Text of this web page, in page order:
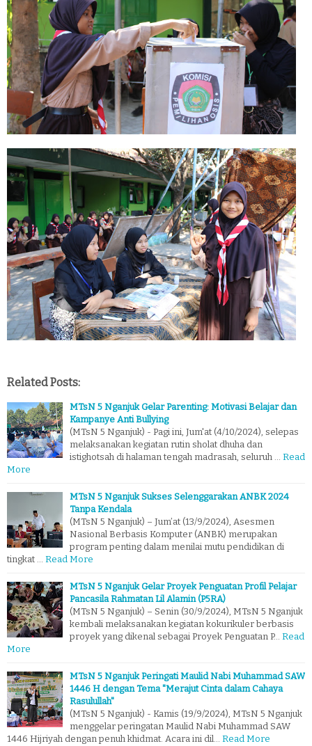
Related Posts:
MTsN 5 Nganjuk Gelar Parenting: Motivasi Belajar dan
Kampanye Anti Bullying
(MTsN 5 Nganjuk) - Pagi ini, Jum'at (4/10/2024), selepas
melaksanakan kegiatan rutin sholat dhuha dan
istighotsah di halaman tengah madrasah, seluruh … Read
More
MTsN 5 Nganjuk Sukses Selenggarakan ANBK 2024
Tanpa Kendala
(MTsN 5 Nganjuk) – Jum’at (13/9/2024), Asesmen
Nasional Berbasis Komputer (ANBK) merupakan
program penting dalam menilai mutu pendidikan di
tingkat … Read More
MTsN 5 Nganjuk Gelar Proyek Penguatan Profil Pelajar
Pancasila Rahmatan Lil Alamin (P5RA)
(MTsN 5 Nganjuk) – Senin (30/9/2024), MTsN 5 Nganjuk
kembali melaksanakan kegiatan kokurikuler berbasis
proyek yang dikenal sebagai Proyek Penguatan P… Read
More
MTsN 5 Nganjuk Peringati Maulid Nabi Muhammad SAW
1446 H dengan Tema "Merajut Cinta dalam Cahaya
Rasulullah"
(MTsN 5 Nganjuk) - Kamis (19/9/2024), MTsN 5 Nganjuk
menggelar peringatan Maulid Nabi Muhammad SAW
1446 Hijriyah dengan penuh khidmat. Acara ini dil… Read More